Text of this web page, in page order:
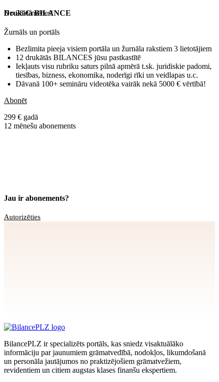
No 28 € mēnesī
Drukātā BILANCE
Žurnāls un portāls
Bezlimita pieeja visiem portāla un žurnāla rakstiem 3 lietotājiem
12 drukātās BILANCES jūsu pastkastītē
Iekļauts visu rubriku saturs pilnā apmērā t.sk. juridiskie padomi,
tiesības, bizness, ekonomika, noderīgi rīki un veidlapas u.c.
Dāvanā 100+ semināru videotēka vairāk nekā 5000 € vērtībā!
Abonēt
299 € gadā
12 mēnešu abonements
Jau ir abonements?
Autorizēties
BilancePLZ ir specializēts portāls, kas sniedz visaktuālāko
informāciju par jaunumiem grāmatvedībā, nodokļos, likumdošanā
un personāla jautājumos no praktizējošiem grāmatvežiem,
revidentiem un citiem augstas klases finanšu ekspertiem.